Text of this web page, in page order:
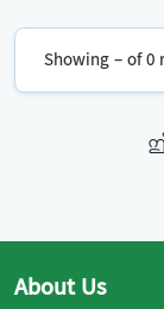
Showing – of 0
ဤ
About Us